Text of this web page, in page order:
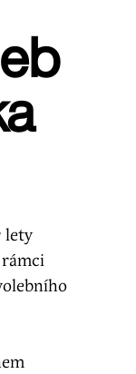
lety